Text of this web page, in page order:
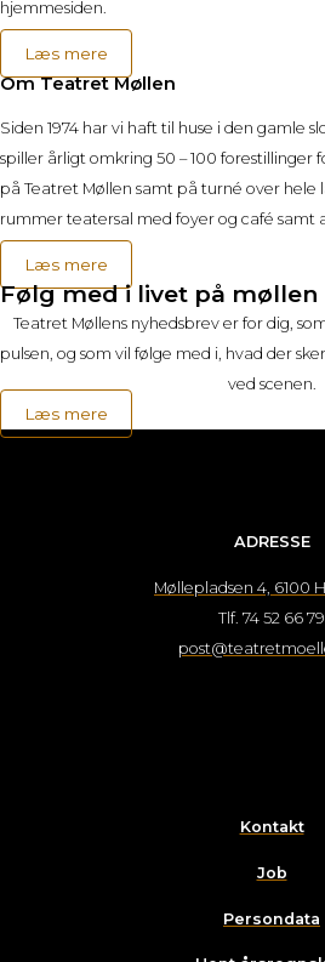
hjemmesiden.
Læs mere
Om Teatret Møllen
Siden 1974 har vi haft til huse i den gamle
spiller årligt omkring 50 – 100
på Teatret Møllen samt på turné over hele
rummer teatersal med foyer og café samt
Læs mere
Følg med i livet på møllen
Teatret Møllens nyhedsbrev er for dig,
pulsen, og som vil følge med i, hvad der
ved scenen.
Læs mere
ADRESSE
Møllepladsen 4, 6100
Tlf. 74 52 66 79
Kontakt
Job
Persondata